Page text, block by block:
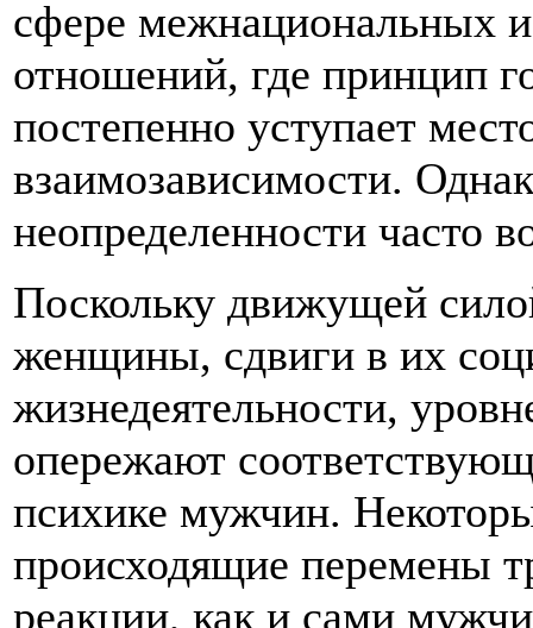
сфере межнациональных
отношений, где принцип
постепенно уступает
взаимозависимости.
неопределенности часто
Поскольку движущей
женщины, сдвиги в их
жизнедеятельности,
опережают
психике мужчин.
происходящие перемены
реакции, как и сами